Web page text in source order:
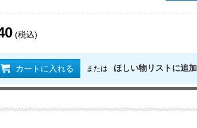
(税込)
カートに入れる または ほしい物リストに追加